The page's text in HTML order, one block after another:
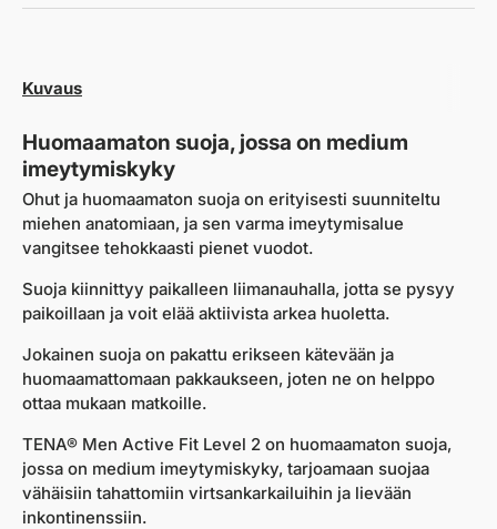
Kuvaus
Huomaamaton suoja, jossa on medium
imeytymiskyky
Ohut ja huomaamaton suoja on erityisesti suunniteltu
miehen anatomiaan, ja sen varma imeytymisalue
vangitsee tehokkaasti pienet vuodot.
Suoja kiinnittyy paikalleen liimanauhalla, jotta se pysyy
paikoillaan ja voit elää aktiivista arkea huoletta.
Jokainen suoja on pakattu erikseen kätevään ja
huomaamattomaan pakkaukseen, joten ne on helppo
ottaa mukaan matkoille.
TENA® Men Active Fit Level 2 on huomaamaton suoja,
jossa on medium imeytymiskyky, tarjoamaan suojaa
vähäisiin tahattomiin virtsankarkailuihin ja lievään
inkontinenssiin.